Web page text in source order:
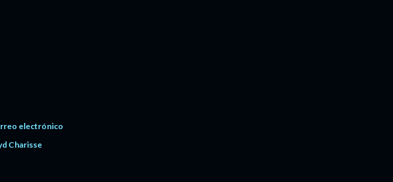
electrónico
Charisse